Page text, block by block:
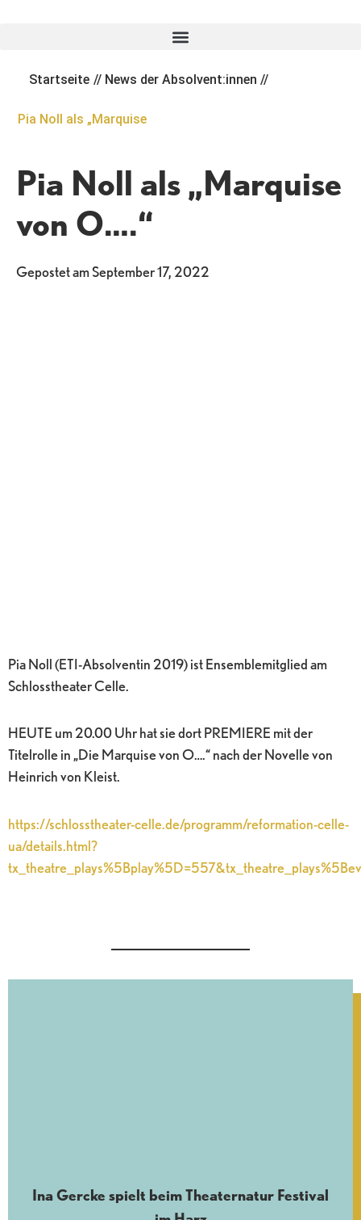
Startseite // News der Absolvent:innen //
Pia Noll als „Marquise
Pia Noll als „Marquise
von O….“
Gepostet amSeptember 17, 2022
Pia Noll (ETI-Absolventin 2019) ist Ensemblemitglied am
Schlosstheater Celle.
HEUTE um 20.00 Uhr hat sie dort PREMIERE mit der
Titelrolle in „Die Marquise von O….“ nach der Novelle von
Heinrich von Kleist.
https://schlosstheater-celle.de/programm/reformation-celle-
ua/details.html?
Ina Gercke spielt beim Theaternatur Festival